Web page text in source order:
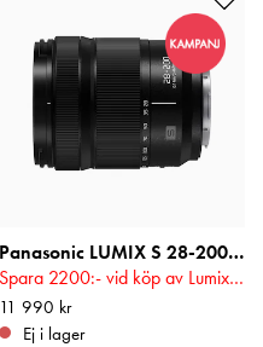
Panasonic LUMIX S 28-200mm F4-7.1 Macro O.I.S.
Spara 2200:- vid köp av Lumix S-Kamera! Gäller t.o.m 2026-08-17
Pris :11 990 kr
11 990 kr
Ej i lager